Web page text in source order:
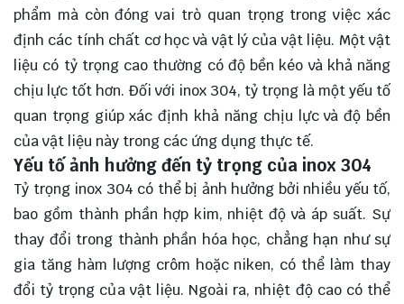
phẩm mà còn đóng vai trò quan trọng trong việc xác
định các tính chất cơ học và vật lý của vật liệu. Một vật
liệu có tỷ trọng cao thường có độ bền kéo và khả năng
chịu lực tốt hơn. Đối với inox 304, tỷ trọng là một yếu tố
quan trọng giúp xác định khả năng chịu lực và độ bền
của vật liệu này trong các ứng dụng thực tế.
Yếu tố ảnh hưởng đến tỷ trọng của inox 304
Tỷ trọng inox 304 có thể bị ảnh hưởng bởi nhiều yếu tố,
bao gồm thành phần hợp kim, nhiệt độ và áp suất. Sự
thay đổi trong thành phần hóa học, chẳng hạn như sự
gia tăng hàm lượng crôm hoặc niken, có thể làm thay
đổi tỷ trọng của vật liệu. Ngoài ra, nhiệt độ cao có thể